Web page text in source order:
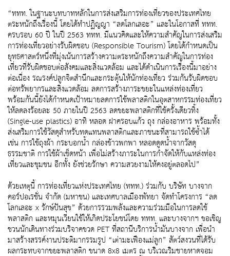
“ททท. ในฐานะบทบาทหลักในการส่งเสริมการท่องเที่ยวของประเทศไทย
ตระหนักถึงเรื่องนี้ โดยได้ทำปฏิญญา “ลดโลกเลอะ” และในโอกาสที่ ททท.
ครบรอบ 60 ปี ในปี 2563 ททท. มีแนวคิดและให้ความสำคัญในการส่งเสริม
การท่องเที่ยวอย่างรับผิดชอบ (Responsible Tourism) โดยได้กำหนดเป็น
ยุทธศาสตร์หนึ่งที่มุ่งเน้นการสร้างความตระหนักถึงความสำคัญในการท่อง
เที่ยวที่รับผิดชอบต่อสังคมและสิ่งแวดล้อม และได้ดำเนินการเรื่องนี้มาอย่าง
ต่อเนื่อง รณรงค์ปลูกจิตสำนึกและกระตุ้นให้นักท่องเที่ยว ร่วมกันรับผิดชอบ
ต่อทรัพยากรและสิ่งแวดล้อม ลดการสร้างภาระขยะในแหล่งท่องเที่ยว
พร้อมกันนี้ยังได้กำหนดเป้าหมายลดการใช้พลาสติกในอุตสาหกรรมท่องเที่ยว
ให้ลดลงร้อยละ 50 ภายในปี 2563 ลดขยะพลาสติกที่ใช้ครั้งเดียวทิ้ง
(Single-use plastics) อาทิ หลอด ฝาครอบแก้ว ถุง กล่องอาหาร พร้อมทั้ง
ส่งเสริมการใช้วัสดุสำหรับทดแทนพลาสติกและภาชนะที่สามารถใช้ซ้ำได้
เช่น การใช้ถุงผ้า กระบอกน้ำ กล่องข้าวพกพา หลอดดูดน้ำจากวัสดุ
ธรรมชาติ การใช้ผ้าเช็ดหน้า เพื่อไม่สร้างภาระในการกำจัดให้กับแหล่งท่อง
เที่ยวและชุมชน อีกทั้ง ยังช่วยรักษา ความสวยงามให้คงอยู่ตลอดไป”
ด้วยเหตุนี้ การท่องเที่ยวแห่งประเทศไทย (ททท.) ร่วมกับ บริษัท บางจาก
คอร์ปอเรชั่น จำกัด (มหาชน) และเทศบาลเมืองพัทยา จัดทำโครงการ “ลด
โลกเลอะ x รักษ์ปันสุข” ด้วยการรวมพลังและความร่วมมือในการลดใช้
พลาสติก และหมุนเวียนใช้ให้เกิดประโยชน์โดย ททท. และบางจากฯ ขอเชิญ
ชวนนักเดินทางร่วมบริจาคขวด PET ที่สถานีบริการน้ำมันบางจาก เพื่อนำ
มาสร้างสรรค์งานประติมากรรมรูป “เต่ามะเฟืองแม่ลูก” สัตว์สงวนที่ได้รับ
ผลกระทบจากขยะพลาสติก ขนาด 8x8 เมตร ณ บริเวณริมชายหาดจอม